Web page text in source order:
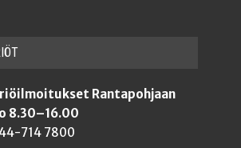
Rantapohjaan
8.30–16.00
714 7800